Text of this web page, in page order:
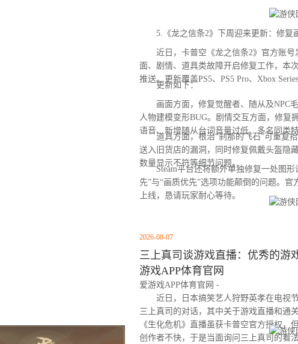
5.《龙之信条2》下周迎来更新：修复
近日，卡普空《龙之信条2》官方账号
面、剧情、道具类故障开启修复工作，本
推送。更新覆盖PS5、PS5 Pro、Xbox
更新如下：
画面方面，修复觉醒者、随从及NPC
人物建模变形BUG。剧情交互方面，修复
语音、新增随从台词音量过低、多名同类
道具方面，根治“刹那的飞石”可重复拾
送入旧货店的漏洞，同时修复佩戴头盔隐
数量显示不符等细节问题。
Steam平台还将额外单独修复一处图形
先”与“画质优先”选项功能颠倒的问题。
上线，恳请玩家耐心等待。
2026-08-07
三上真司谈游戏直播：优秀的游
游戏APP体育官网
爱游戏APP体育官网 -
近日，日本搞笑艺人狩野英孝在电视节
三上真司的对话，其中关于游戏直播和通
《生化危机》直播虽获卡普空官方授权，
创作者不快，于是当面询问三上真司的看法